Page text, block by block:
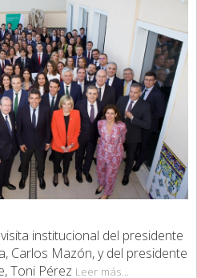
institucional del presidente
Carlos Mazón, y del presidente
Toni Pérez Leer más...